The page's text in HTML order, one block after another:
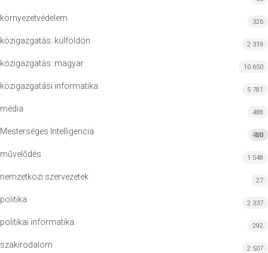
környezetvédelem 326
közigazgatás: külföldön 2 319
közigazgatás: magyar 10 650
közigazgatási informatika 5 781
média 488
Mesterséges Intelligencia MI
420
művelődés 1 548
nemzetközi szervezetek 27
politika 2 337
politikai informatika 292
szakirodalom 2 507